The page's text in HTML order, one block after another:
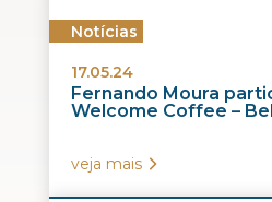
Notícias
17.05.24
Fernando Moura
Welcome Coffee –
veja mais